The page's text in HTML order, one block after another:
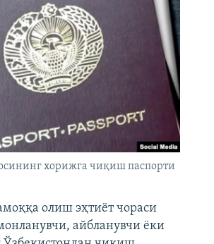
хорижга чиқиш паспорти
олиш эҳтиёт чораси
айбланувчи ёки